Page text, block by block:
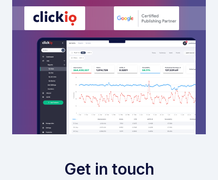
Get in touch